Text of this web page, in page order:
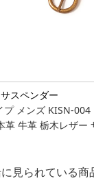
スペンダー
プ メンズ KISN-
革 牛革 栃木レザー
見られている商